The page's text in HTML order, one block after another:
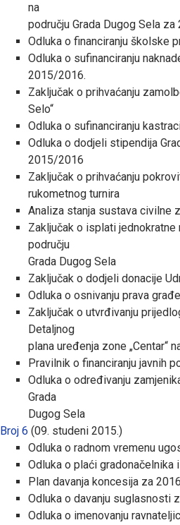
na
području Grada Dugog Sela
Odluka o financiranju školske
Odluka o sufinanciranju
2015/2016.
Zaključak o prihvaćanju
Selo“
Odluka o sufinanciranju
Odluka o dodjeli stipendija
2015/2016
Zaključak o prihvaćanju
rukometnog turnira
Analiza stanja sustava civilne
Zaključak o isplati
području
Grada Dugog Sela
Zaključak o dodjeli donacije
Odluka o osnivanju prava
Zaključak o utvrđivanju
Detaljnog
plana uređenja zone „Centar“
Pravilnik o financiranju javnih
Odluka o određivanju
Grada
Dugog Sela
Broj 6 (09. studeni 2015.)
Odluka o radnom vremenu
Odluka o plaći gradonačelnika
Plan davanja koncesija za
Odluka o davanju suglasnosti
Odluka o imenovanju